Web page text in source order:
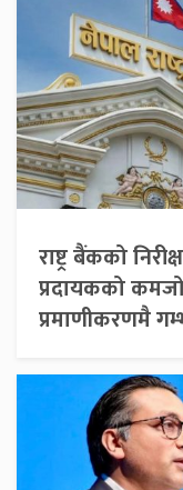
राष्ट्र बैंकको
प्रदायकको
प्रमाणीकरणमै